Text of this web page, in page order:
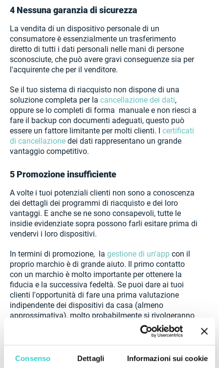
Consenso Dettagli Informazioni sui cookie
4 Nessuna garanzia di sicurezza
La vendita di un dispositivo personale di un
consumatore è essenzialmente un trasferimento
diretto di tutti i dati personali nelle mani di persone
sconosciute, che può avere gravi conseguenze sia per
l'acquirente che per il venditore.
Se il tuo sistema di riacquisto non dispone di una
soluzione completa per la cancellazione dei dati,
oppure se lo completi di forma manuale e non riesci a
fare il backup con documenti adeguati, questo può
essere un fattore limitante per molti clienti. I certificati
di cancellazione dei dati rappresentano un grande
vantaggio competitivo.
5 Promozione insufficiente
A volte i tuoi potenziali clienti non sono a conoscenza
dei dettagli dei programmi di riacquisto e dei loro
vantaggi. E anche se ne sono consapevoli, tutte le
insidie evidenziate sopra possono farli esitare prima di
vendervi i loro dispositivi.
In termini di promozione, la gestione di un'app con il
proprio marchio è di grande aiuto. Il primo contatto
con un marchio è molto importante per ottenere la
fiducia e la successiva fedeltà. Se puoi dare ai tuoi
clienti l'opportunità di fare una prima valutazione
indipendente dei dispositivi da casa (almeno
approssimativa), molto probabilmente si rivolgeranno
a te per la vendita in futuro, poiché conoscono già il